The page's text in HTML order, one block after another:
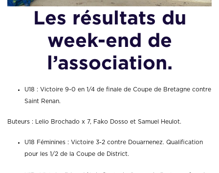
Les résultats du
week-end de
l’association.
U18 : Victoire 9-0 en 1/4 de finale de Coupe de Bretagne contre
Saint Renan.
Buteurs : Lelio Brochado x 7, Fako Dosso et Samuel Heulot.
U18 Féminines : Victoire 3-2 contre Douarnenez. Qualification
pour les 1/2 de la Coupe de District.